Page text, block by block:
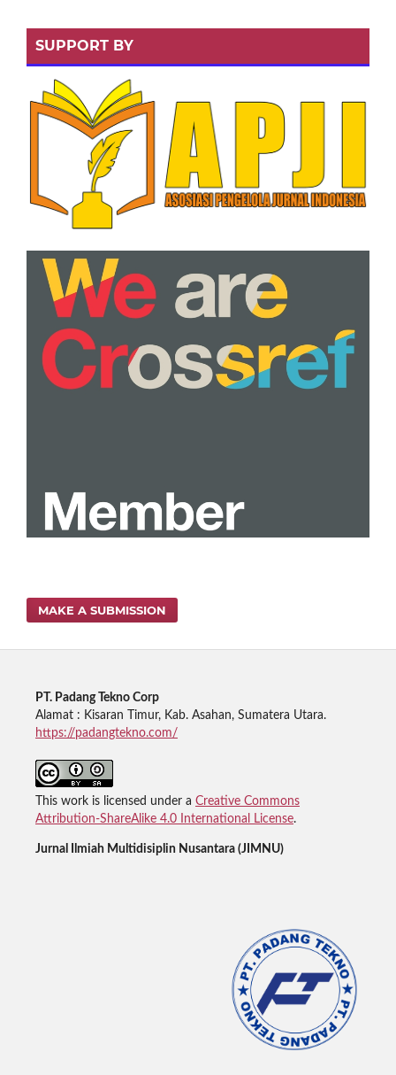
SUPPORT BY
MAKE A SUBMISSION
PT. Padang Tekno Corp
Alamat : Kisaran Timur, Kab. Asahan, Sumatera Utara.
https://padangtekno.com/
This work is licensed under a Creative Commons
Attribution-ShareAlike 4.0 International License.
Jurnal Ilmiah Multidisiplin Nusantara (JIMNU)